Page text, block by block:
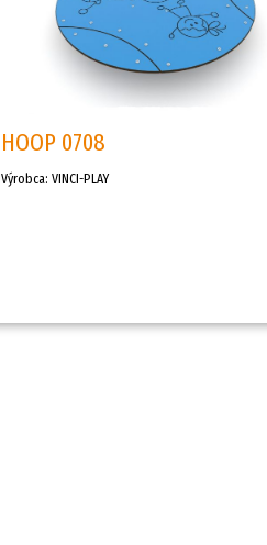
HOOP 0708
Výrobca: VINCI-PLAY